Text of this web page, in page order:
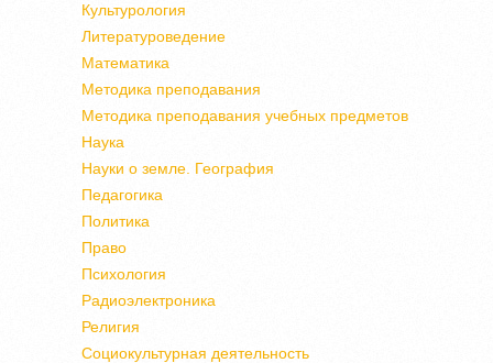
Культурология
Литературоведение
Математика
Методика преподавания
Методика преподавания учебных предметов
Наука
Науки о земле. География
Педагогика
Политика
Право
Психология
Радиоэлектроника
Религия
Социокультурная деятельность